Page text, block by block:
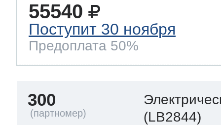
55540
Поступит 30 ноября
Предоплата 50%
300
(LB2844)